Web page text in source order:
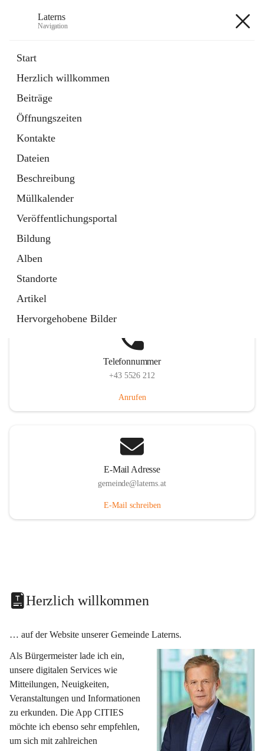
Laterns
Navigation
Start
Herzlich willkommen
Beiträge
Öffnungszeiten
Kontakte
Dateien
Beschreibung
Müllkalender
Veröffentlichungsportal
Bildung
Alben
Standorte
Artikel
Hervorgehobene Bilder
11 Schnellzugriffe
Soziales
1 Schnellzugriff
Telefonnummer
+43 5526 212
Anrufen
E-Mail Adresse
gemeinde@laterns.at
E-Mail schreiben
Herzlich willkommen
… auf der Website unserer Gemeinde Laterns.
Als Bürgermeister lade ich ein,
unsere digitalen Services wie
Mitteilungen, Neuigkeiten,
Veranstaltungen und Informationen
zu erkunden. Die App CITIES
möchte ich ebenso sehr empfehlen,
um sich mit zahlreichen